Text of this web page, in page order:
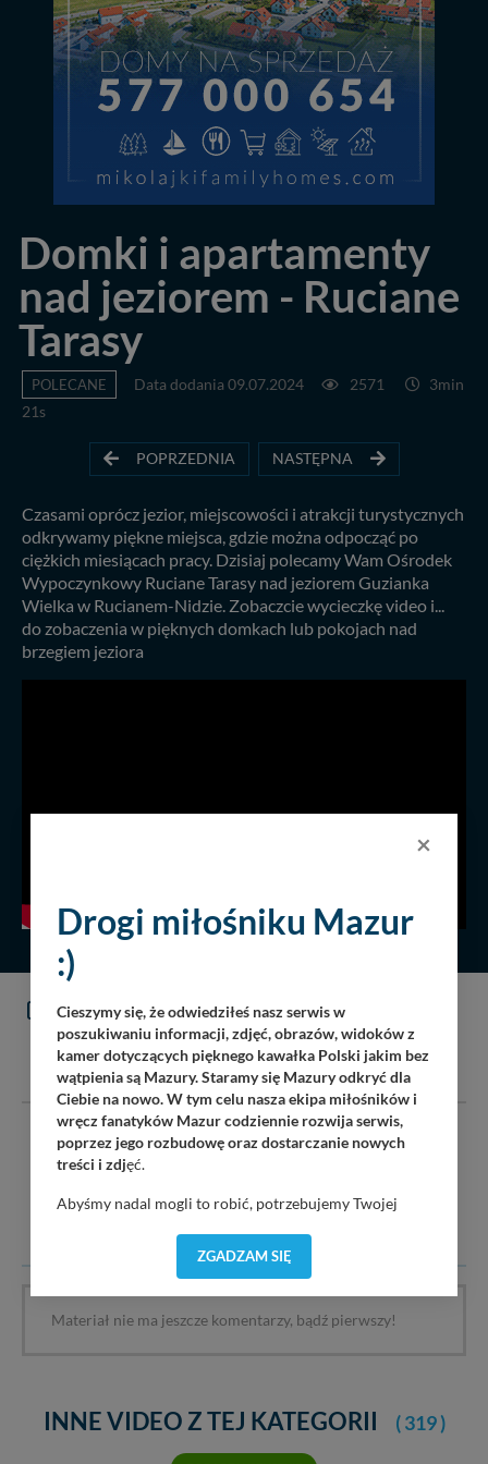
Domki i apartamenty
nad jeziorem - Ruciane
Tarasy
POLECANE Data dodania 09.07.2024 2571
3min
21s
POPRZEDNIA NASTĘPNA
Czasami oprócz jezior, miejscowości i atrakcji turystycznych
odkrywamy piękne miejsca, gdzie można odpocząć po
ciężkich miesiącach pracy. Dzisiaj polecamy Wam Ośrodek
Wypoczynkowy Ruciane Tarasy nad jeziorem Guzianka
Wielka w Rucianem-Nidzie. Zobaczcie wycieczkę video i...
do zobaczenia w pięknych domkach lub pokojach nad
brzegiem jeziora
KOMENTARZE (0)
DODAJ KOMENTARZ
Serwis mazury24.eu nie ponosi odpowiedzialności za treść
komentarzy i opinii. Prosimy o zamieszczanie komentarzy
tematem, wulgarne, obraźliwe, naruszające prawo będą
Materiał nie ma jeszcze komentarzy, bądź pierwszy!
INNE VIDEO Z TEJ KATEGORII ( 319 )
×
Drogi miłośniku Mazur
:)
Cieszymy się, że odwiedziłeś nasz serwis w
poszukiwaniu informacji, zdjęć, obrazów, widoków z
kamer dotyczących pięknego kawałka Polski jakim bez
wątpienia są Mazury. Staramy się Mazury odkryć dla
Ciebie na nowo. W tym celu nasza ekipa miłośników i
wręcz fanatyków Mazur codziennie rozwija serwis,
poprzez jego rozbudowę oraz dostarczanie nowych
treści i zdjęć.
Abyśmy nadal mogli to robić, potrzebujemy Twojej
dostosować do Twoich preferencji. Twoje dane (w tym
pliki cookies) będą zapisywane w celu usprawnienia
wyszukania, ulubione miejsca, logowania, itp).
intencji, zawsze możesz wycofać swoją zgodę. Więcej
ZGADZAM SIĘ